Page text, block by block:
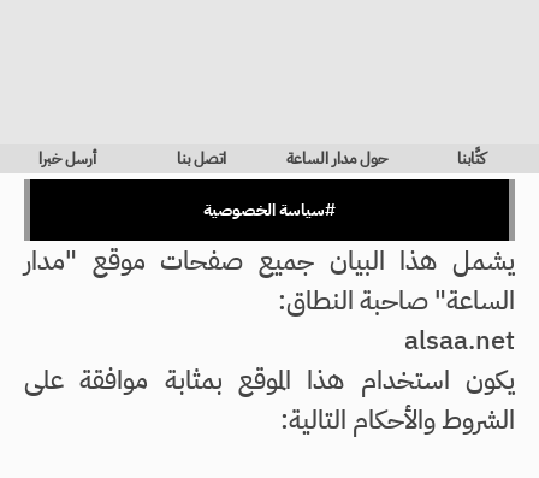
كتَّابنا حول مدار الساعة اتصل بنا أرسل خبرا
#سياسة الخصوصية
يشمل هذا البيان جميع صفحات موقع "مدار
الساعة" صاحبة النطاق:
alsaa.net
يكون استخدام هذا الموقع بمثابة موافقة على
الشروط والأحكام التالية: